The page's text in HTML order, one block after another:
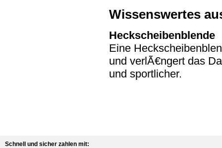
Wissenswertes
Heckscheibenblende
Eine
und verlÃ€ngert das
und sportlicher.
Schnell und sicher zahlen mit: